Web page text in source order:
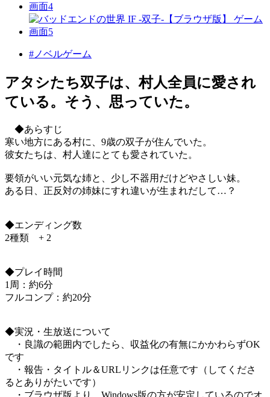
#ノベルゲーム
アタシたち双子は、村人全員に愛され
ている。そう、思っていた。
◆あらすじ
寒い地方にある村に、9歳の双子が住んでいた。
彼女たちは、村人達にとても愛されていた。
要領がいい元気な姉と、少し不器用だけどやさしい妹。
ある日、正反対の姉妹にすれ違いが生まれだして…？
◆エンディング数
2種類 + 2
◆プレイ時間
1周：約6分
フルコンプ：約20分
◆実況・生放送について
・良識の範囲内でしたら、収益化の有無にかかわらずOK
です
・報告・タイトル＆URLリンクは任意です（してくださ
るとありがたいです）
・ブラウザ版より、Windows版の方が安定しているのでオ